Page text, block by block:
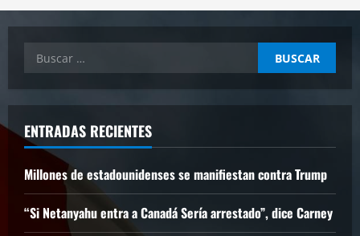
Buscar:
ENTRADAS RECIENTES
Millones de estadounidenses se manifiestan contra Trump
“Si Netanyahu entra a Canadá Sería arrestado”, dice Carney